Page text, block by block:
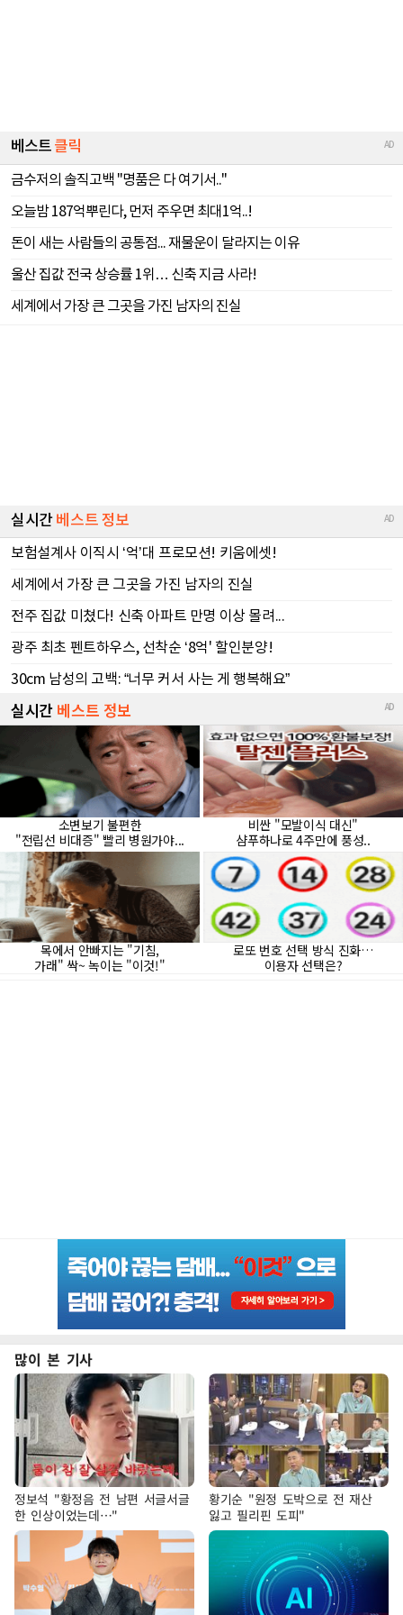
많이 본 기사
정보석 "황정음 전 남편 서글서글
한 인상이었는데…"
황기순 "원정 도박으로 전 재산
잃고 필리핀 도피"